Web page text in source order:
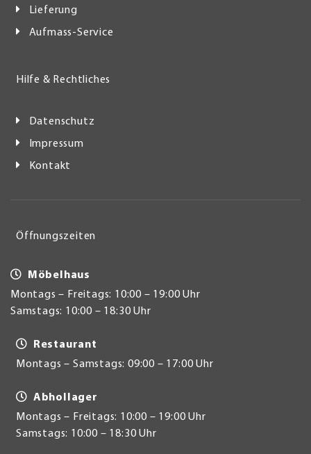
Lieferung
Aufmass-Service
Hilfe & Rechtliches
Datenschutz
Impressum
Kontakt
Öffnungszeiten
Möbelhaus
Montags – Freitags: 10:00 – 19:00 Uhr
Samstags: 10:00 – 18:30 Uhr
Restaurant
Montags – Samstags: 09:00 – 17:00 Uhr
Abhollager
Montags – Freitags: 10:00 – 19:00 Uhr
Samstags: 10:00 – 18:30 Uhr